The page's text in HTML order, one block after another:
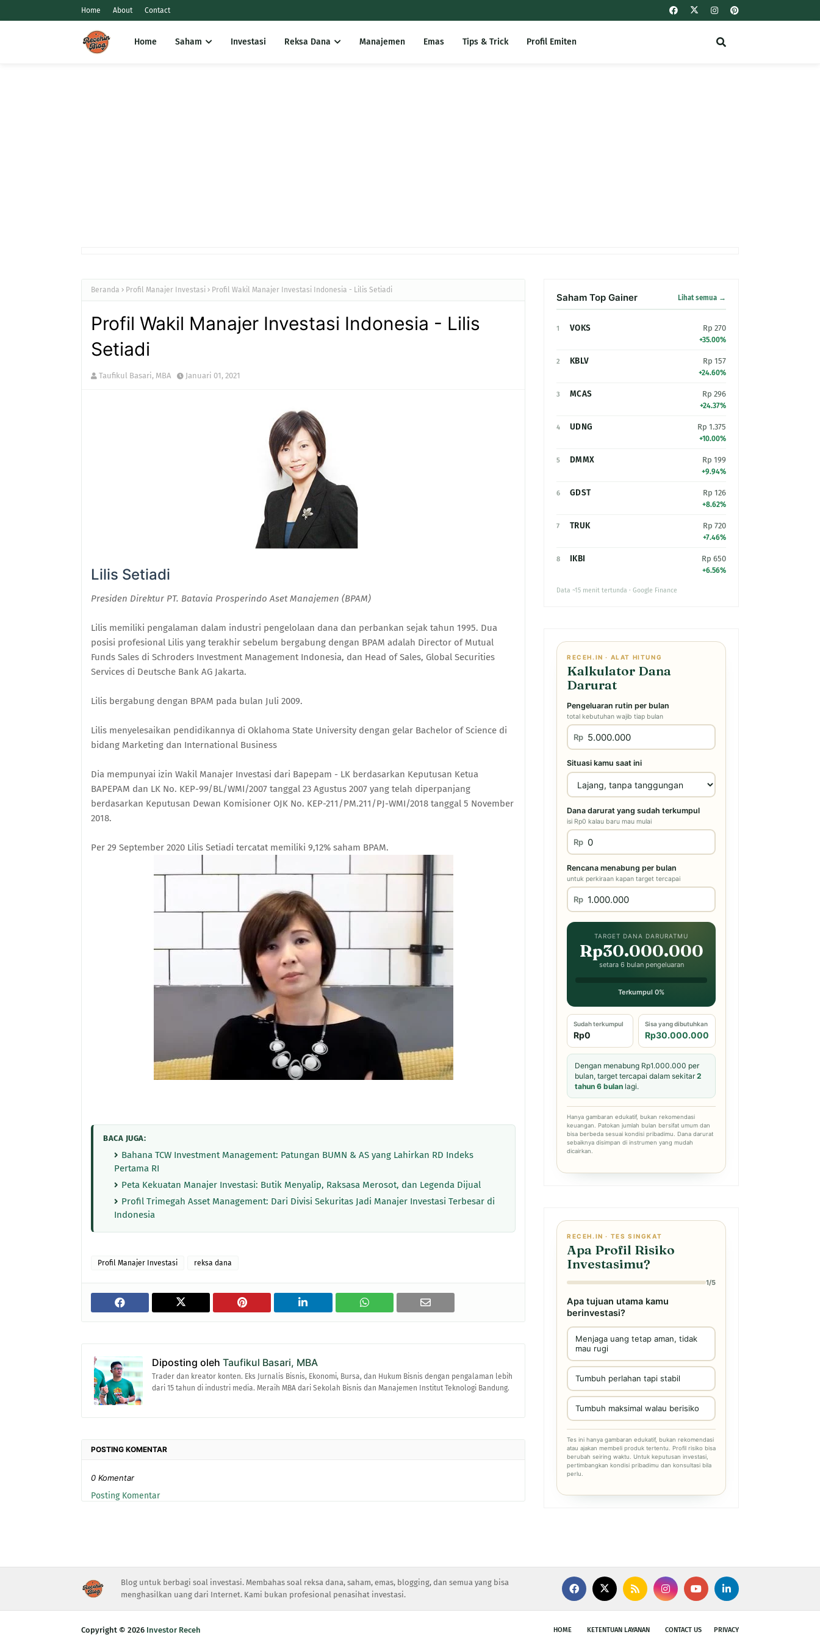
Home About Contact
Home Saham Investasi Reksa Dana Manajemen Emas Tips & Trick Profil Emiten
Beranda Profil Manajer Investasi Profil Wakil Manajer Investasi Indonesia - Lilis Setiadi
Profil Wakil Manajer Investasi Indonesia - Lilis
Setiadi
Taufikul Basari, MBA Januari 01, 2021
Lilis Setiadi
Presiden Direktur PT. Batavia Prosperindo Aset Manajemen (BPAM)
Lilis memiliki pengalaman dalam industri pengelolaan dana dan perbankan sejak tahun 1995. Dua
posisi profesional Lilis yang terakhir sebelum bergabung dengan BPAM adalah Director of Mutual
Funds Sales di Schroders Investment Management Indonesia, dan Head of Sales, Global Securities
Services di Deutsche Bank AG Jakarta.
Lilis bergabung dengan BPAM pada bulan Juli 2009.
Lilis menyelesaikan pendidikannya di Oklahoma State University dengan gelar Bachelor of Science di
bidang Marketing dan International Business
Dia mempunyai izin Wakil Manajer Investasi dari Bapepam - LK berdasarkan Keputusan Ketua
BAPEPAM dan LK No. KEP-99/BL/WMI/2007 tanggal 23 Agustus 2007 yang telah diperpanjang
berdasarkan Keputusan Dewan Komisioner OJK No. KEP-211/PM.211/PJ-WMI/2018 tanggal 5 November
2018.
Per 29 September 2020 Lilis Setiadi tercatat memiliki 9,12% saham BPAM.
BACA JUGA:
Bahana TCW Investment Management: Patungan BUMN & AS yang Lahirkan RD Indeks
Pertama RI
Peta Kekuatan Manajer Investasi: Butik Menyalip, Raksasa Merosot, dan Legenda Dijual
Profil Trimegah Asset Management: Dari Divisi Sekuritas Jadi Manajer Investasi Terbesar di
Indonesia
Profil Manajer Investasi reksa dana
Diposting oleh Taufikul Basari, MBA
Trader dan kreator konten. Eks Jurnalis Bisnis, Ekonomi, Bursa, dan Hukum Bisnis dengan pengalaman lebih
dari 15 tahun di industri media. Meraih MBA dari Sekolah Bisnis dan Manajemen Institut Teknologi Bandung.
POSTING KOMENTAR
0 Komentar
Posting Komentar
Saham Top Gainer Lihat semua →
1 VOKS Rp 270
+35.00%
2 KBLV Rp 157
+24.60%
3 MCAS Rp 296
+24.37%
4 UDNG Rp 1.375
+10.00%
5 DMMX Rp 199
+9.94%
6 GDST Rp 126
+8.62%
7 TRUK Rp 720
+7.46%
8 IKBI Rp 650
+6.56%
Data ~15 menit tertunda · Google Finance
RECEH.IN · ALAT HITUNG
Kalkulator Dana
Darurat
Pengeluaran rutin per bulan
total kebutuhan wajib tiap bulan
Rp
Situasi kamu saat ini
Dana darurat yang sudah terkumpul
isi Rp0 kalau baru mau mulai
Rp
Rencana menabung per bulan
untuk perkiraan kapan target tercapai
Rp
TARGET DANA DARURATMU
Rp30.000.000
setara 6 bulan pengeluaran
Terkumpul 0%
Sudah terkumpul
Rp0
Sisa yang dibutuhkan
Rp30.000.000
Dengan menabung Rp1.000.000 per
bulan, target tercapai dalam sekitar2
tahun 6 bulan lagi.
Hanya gambaran edukatif, bukan rekomendasi
keuangan. Patokan jumlah bulan bersifat umum dan
bisa berbeda sesuai kondisi pribadimu. Dana darurat
sebaiknya disimpan di instrumen yang mudah
dicairkan.
RECEH.IN · TES SINGKAT
Apa Profil Risiko
Investasimu?
1/5
Apa tujuan utama kamu
berinvestasi?
Menjaga uang tetap aman, tidak
mau rugi
Tumbuh perlahan tapi stabil
Tumbuh maksimal walau berisiko
Tes ini hanya gambaran edukatif, bukan rekomendasi
atau ajakan membeli produk tertentu. Profil risiko bisa
berubah seiring waktu. Untuk keputusan investasi,
pertimbangkan kondisi pribadimu dan konsultasi bila
perlu.
Blog untuk berbagi soal investasi. Membahas soal reksa dana, saham, emas, blogging, dan semua yang bisa
menghasilkan uang dari Internet. Kami bukan profesional penasihat investasi.
HOME KETENTUAN LAYANAN CONTACT US PRIVACY
Copyright © 2026 Investor Receh